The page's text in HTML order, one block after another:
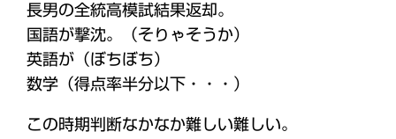
長男の全統高模試結果返却。
国語が撃沈。（そりゃそうか）
英語が（ぼちぼち）
数学（得点率半分以下・・・）
この時期判断なかなか難しい難しい。